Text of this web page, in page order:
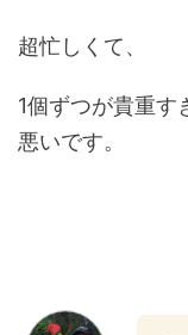
超忙しくて、
1個ずつが貴重す
悪いです。